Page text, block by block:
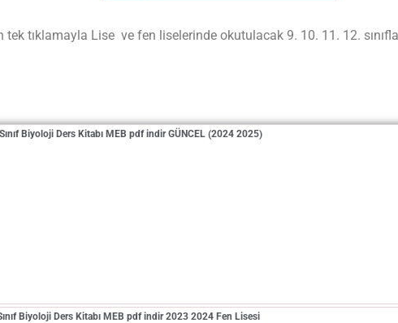
Lise ve fen liselerinde okutulacak 9. 10. 11. 12.
Biyoloji Ders Kitabı MEB pdf indir GÜNCEL (2024 2025)
Biyoloji Ders Kitabı MEB pdf indir 2023 2024 Fen Lisesi